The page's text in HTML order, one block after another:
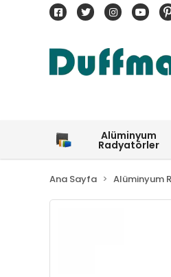
Alüminyum
Radyatörler
Ana Sayfa Alüminyum